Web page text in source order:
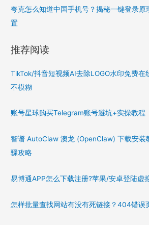
夸克怎么知道中国手机号？揭秘一键登录原
置
推荐阅读
TikTok/抖音短视频AI去除LOGO水印免费在
不模糊
账号星球购买Telegram账号避坑+实操教程
智谱 AutoClaw 澳龙 (OpenClaw) 下载安装
骤攻略
易博通APP怎么下载注册?苹果/安卓登陆虚
怎样批量查找网站有没有死链接？404错误